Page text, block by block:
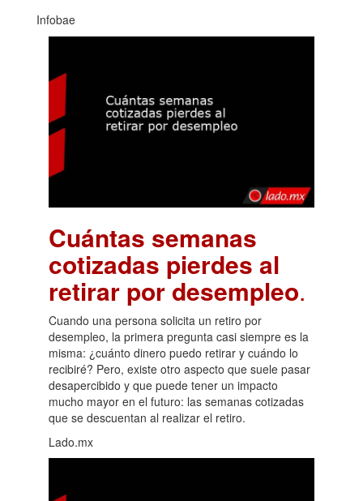
Infobae
Cuántas semanas
cotizadas pierdes al
retirar por desempleo.
Cuando una persona solicita un retiro por
desempleo, la primera pregunta casi siempre es la
misma: ¿cuánto dinero puedo retirar y cuándo lo
recibiré? Pero, existe otro aspecto que suele pasar
desapercibido y que puede tener un impacto
mucho mayor en el futuro: las semanas cotizadas
que se descuentan al realizar el retiro.
Lado.mx